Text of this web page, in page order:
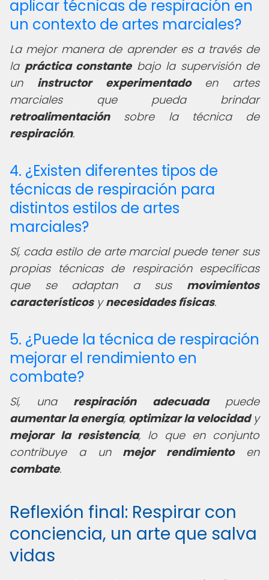
aplicar técnicas de respiración en
un contexto de artes marciales?
La mejor manera de aprender es a través de
la práctica constantebajo la supervisión de
un instructor experimentadoen artes
marciales que pueda brindar
retroalimentaciónsobre la técnica de
respiración.
4. ¿Existen diferentes tipos de
técnicas de respiración para
distintos estilos de artes
marciales?
Sí, cada estilo de arte marcial puede tener sus
propias técnicas de respiración específicas
que se adaptan a sus movimientos
característicosynecesidades físicas.
5. ¿Puede la técnica de respiración
mejorar el rendimiento en
combate?
Sí, una respiración adecuadapuede
aumentar la energía, optimizar la velocidady
mejorar la resistencia, lo que en conjunto
contribuye a un mejor rendimientoen
combate.
Reflexión final: Respirar con
conciencia, un arte que salva
vidas